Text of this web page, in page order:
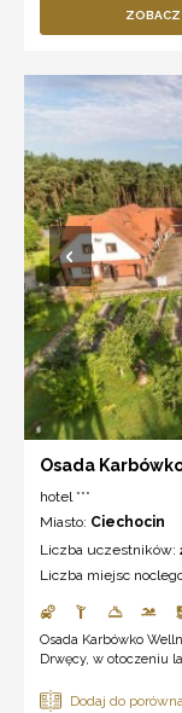
ZOBACZ
Osada
hotel ***
Miasto: Ciechocin
Liczba uczestników:
Liczba miejsc
Osada Karbówko
Drwęcy, w otoczeniu